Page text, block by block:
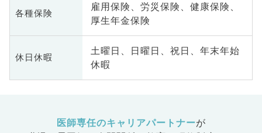
各種保険
雇用保険、労災保険、健康保険、
厚生年金保険
休日休暇
土曜日、日曜日、祝日、年末年始
休暇
医師専任のキャリアパートナーが